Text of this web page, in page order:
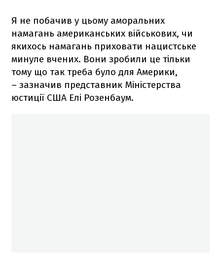
Я не побачив у цьому аморальних
намагань американських військових, чи
якихось намагань приховати нацистське
минуле вчених. Вони зробили це тільки
тому що так треба було для Америки,
– зазначив представник Міністерства
юстиції США Елі Розенбаум.